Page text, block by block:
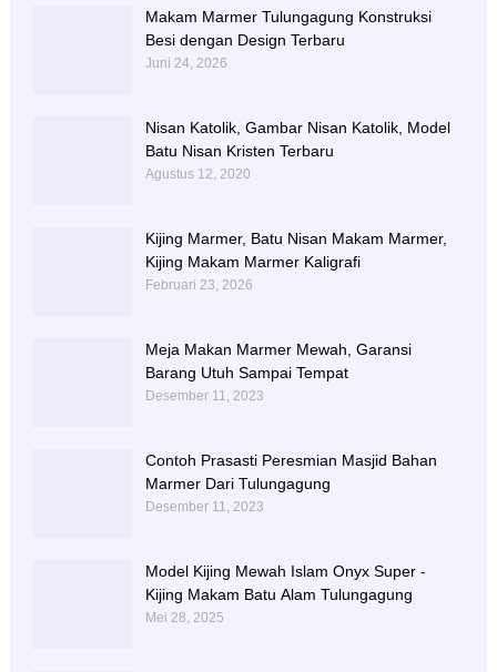
Makam Marmer Tulungagung Konstruksi
Besi dengan Design Terbaru
Juni 24, 2026
Nisan Katolik, Gambar Nisan Katolik, Model
Batu Nisan Kristen Terbaru
Agustus 12, 2020
Kijing Marmer, Batu Nisan Makam Marmer,
Kijing Makam Marmer Kaligrafi
Februari 23, 2026
Meja Makan Marmer Mewah, Garansi
Barang Utuh Sampai Tempat
Desember 11, 2023
Contoh Prasasti Peresmian Masjid Bahan
Marmer Dari Tulungagung
Desember 11, 2023
Model Kijing Mewah Islam Onyx Super -
Kijing Makam Batu Alam Tulungagung
Mei 28, 2025